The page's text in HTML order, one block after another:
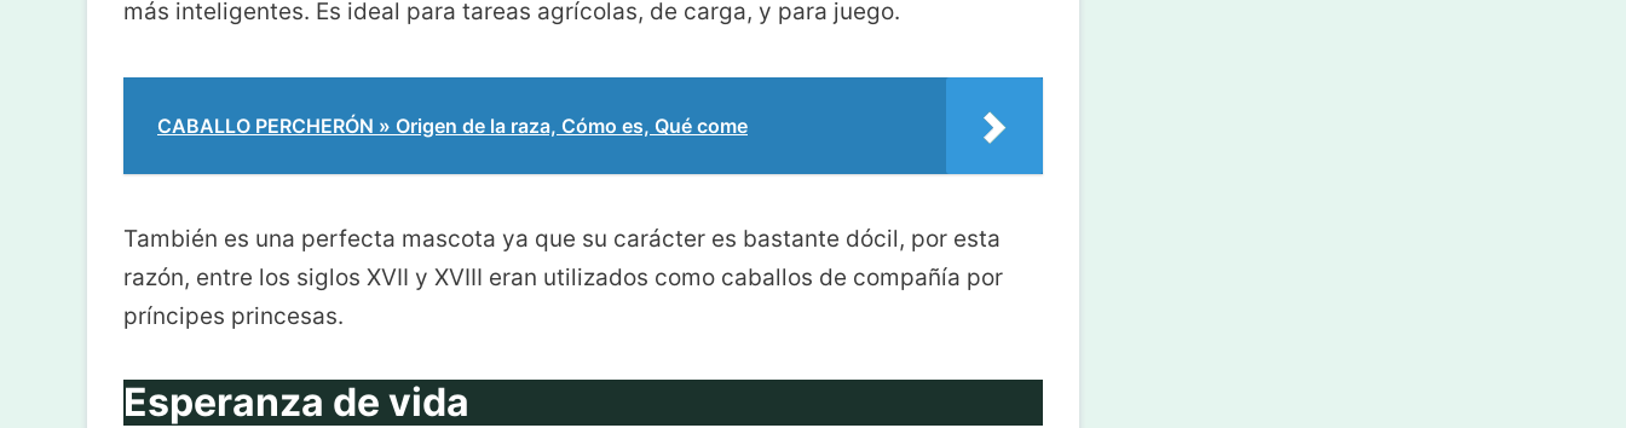
más inteligentes. Es ideal para tareas agrícolas, de carga, y para juego.
CABALLO PERCHERÓN » Origen de la raza, Cómo es, Qué come
También es una perfecta mascota ya que su carácter es bastante dócil, por esta
razón, entre los siglos XVII y XVIII eran utilizados como caballos de compañía por
príncipes princesas.
Esperanza de vida